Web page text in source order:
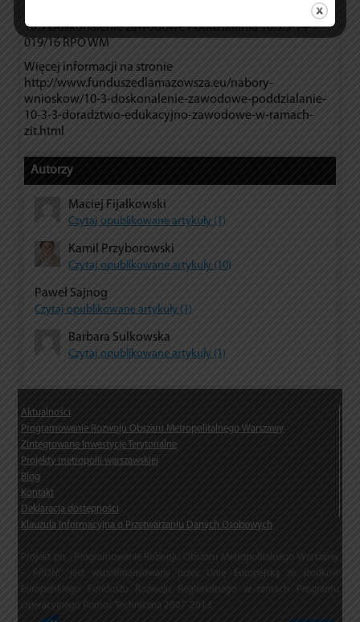
priorytetowej X Edukacja dla rozwoju regionu Działania
10.3 Doskonalenie zawodowe Poddziałania 10.3.3-14-
019/16 RPO WM
Więcej informacji na stronie
http://www.funduszedlamazowsza.eu/nabory-
wnioskow/10-3-doskonalenie-zawodowe-poddzialanie-
10-3-3-doradztwo-edukacyjno-zawodowe-w-ramach-
zit.html
Autorzy
Maciej Fijałkowski
Czytaj opublikowane artykuły (1)
Kamil Przyborowski
Czytaj opublikowane artykuły (10)
Paweł Sajnog
Czytaj opublikowane artykuły (1)
Barbara Sulkowska
Czytaj opublikowane artykuły (1)
Aktualności
Programowanie Rozwoju Obszaru Metropolitalnego Warszawy
Zintegrowane Inwestycje Terytorialne
Projekty metropolii warszawskiej
Blog
Kontakt
Deklaracja dostępności
Klauzula Informacyjna o Przetwarzaniu Danych Osobowych
Projekt pn. „Programowanie Rozwoju Obszaru Metropolitalnego Warszawy
– PROM” jest współfinansowany przez Unię Europejską ze środków
Europejskiego Funduszu Rozwoju Regionalnego w ramach Programu
Operacyjnego Pomoc Techniczna 2007-2013.